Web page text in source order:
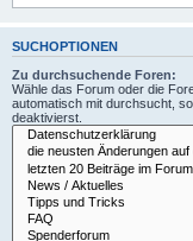
SUCHOPTIONEN
Zu durchsuchende Foren:
Wähle das Forum oder die
automatisch mit durchsucht,
deaktivierst.